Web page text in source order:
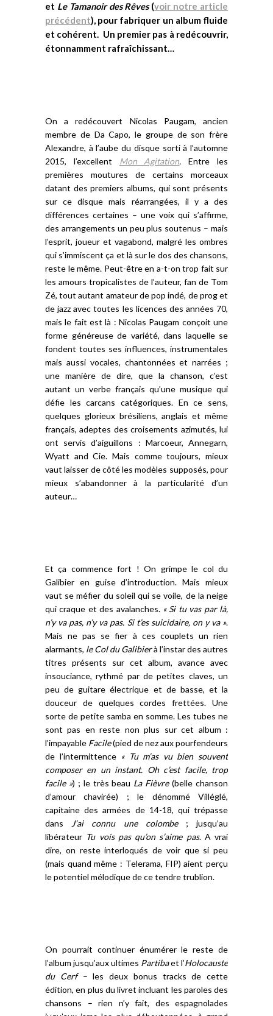
et Le Tamanoir des Rêves(voir notre article
précédent), pour fabriquer un album fluide
et cohérent. Un premier pas à redécouvrir,
étonnamment rafraîchissant…
On a redécouvert Nicolas Paugam, ancien
membre de Da Capo, le groupe de son frère
Alexandre, à l’aube du disque sorti à l’automne
2015, l’excellent Mon Agitation.Entre les
premières moutures de certains morceaux
datant des premiers albums, qui sont présents
sur ce disque mais réarrangées, il y a des
différences certaines – une voix qui s’affirme,
des arrangements un peu plus soutenus – mais
l’esprit, joueur et vagabond, malgré les ombres
qui s’immiscent ça et là sur le dos des chansons,
reste le même. Peut-être en a-t-on trop fait sur
les amours tropicalistes de l’auteur, fan de Tom
Zé, tout autant amateur de pop indé, de prog et
de jazz avec toutes les licences des années 70,
mais le fait est là : Nicolas Paugam conçoit une
forme généreuse de variété, dans laquelle se
fondent toutes ses influences, instrumentales
mais aussi vocales, chantonnées et narrées ;
une manière de dire, que la chanson, c’est
autant un verbe français qu’une musique qui
défie les carcans catégoriques. En ce sens,
quelques glorieux brésiliens, anglais et même
français, adeptes des croisements azimutés, lui
ont servis d’aiguillons : Marcoeur, Annegarn,
Wyatt and Cie. Mais comme toujours, mieux
vaut laisser de côté les modèles supposés, pour
mieux s’abandonner à la particularité d’un
auteur…
Et ça commence fort ! On grimpe le col du
Galibier en guise d’introduction. Mais mieux
vaut se méfier du soleil qui se voile, de la neige
qui craque et des avalanches. « Si tu vas par là,
n’y va pas, n’y va pas. Si t’es suicidaire, on y va ».
Mais ne pas se fier à ces couplets un rien
alarmants, le Col du Galibierà l’instar des autres
titres présents sur cet album, avance avec
insouciance, rythmé par de petites claves, un
peu de guitare électrique et de basse, et la
douceur de quelques cordes frettées. Une
sorte de petite samba en somme. Les tubes ne
sont pas en reste non plus sur cet album :
l’impayable Facile(pied de nez aux pourfendeurs
de l’intermittence « Tu m’as vu bien souvent
composer en un instant. Oh c’est facile, trop
facile ») ; le très beau La Fièvre(belle chanson
d’amour chavirée) ; le dénommé Villéglé,
capitaine des armées de 14-18, qui trépasse
dans
J’ai connu une colombe ; jusqu’au
libérateur Tu vois pas qu’on s’aime pas. A vrai
dire, on reste interloqués de voir que si peu
(mais quand même : Telerama, FIP) aient perçu
le potentiel mélodique de ce tendre trublion.
On pourrait continuer énumérer le reste de
l’album jusqu’aux ultimes Partibaet l’Holocauste
du Cerf– les deux bonus tracks de cette
édition, en plus du livret incluant les paroles des
chansons – rien n’y fait, des espagnolades